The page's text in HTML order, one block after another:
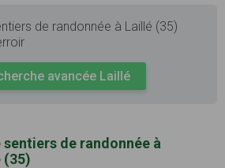
de randonnée à Laillé (35)
avancée Laillé
de randonnée à
(35)